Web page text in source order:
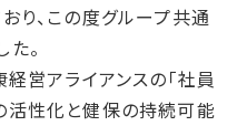
り、この度グループ共通
。
営アライアンスの「社員
活性化と健保の持続可能